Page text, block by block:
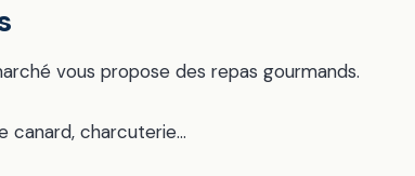
vous propose des repas gourmands.
canard, charcuterie…